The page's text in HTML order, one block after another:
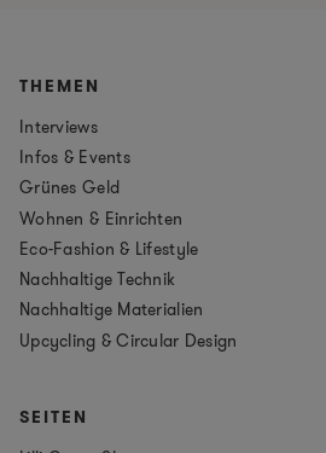
THEMEN
Interviews
Infos & Events
Grünes Geld
Wohnen & Einrichten
Eco-Fashion & Lifestyle
Nachhaltige Technik
Nachhaltige Materialien
Upcycling & Circular Design
SEITEN